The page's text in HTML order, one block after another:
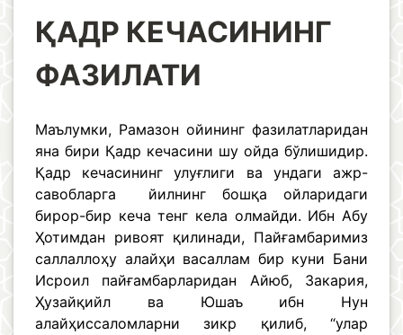
ҚАДР КЕЧАСИНИНГ
ФАЗИЛАТИ
Маълумки, Рамазон ойининг фазилатларидан
яна бири Қадр кечасини шу ойда бўлишидир.
Қадр кечасининг улуғлиги ва ундаги ажр-
савобларга йилнинг бошқа ойларидаги
бирор-бир кеча тенг кела олмайди. Ибн Абу
Ҳотимдан ривоят қилинади, Пайғамбаримиз
саллаллоҳу алайҳи васаллам бир куни Бани
Исроил пайғамбарларидан Айюб, Закария,
Ҳузайқийл ва Юшаъ ибн Нун
алайҳиссаломларни зикр қилиб, “улар